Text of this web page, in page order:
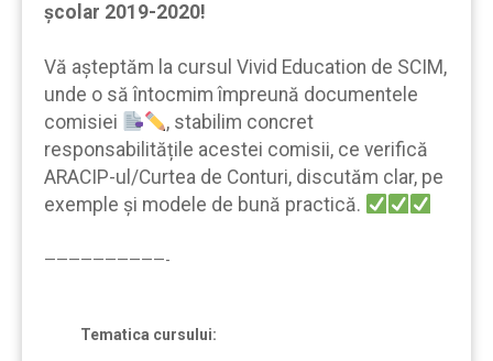
școlar 2019-2020!
Vă aşteptăm la cursul Vivid Education de SCIM,
unde o să întocmim împreună documentele
comisiei
, stabilim concret
responsabilitățile acestei comisii, ce verifică
ARACIP-ul/Curtea de Conturi, discutăm clar, pe
exemple şi modele de bună practică.
——————————-
Tematica cursului: